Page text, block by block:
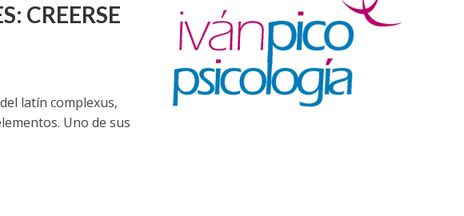
CREERSE
latín complexus,
Uno de sus